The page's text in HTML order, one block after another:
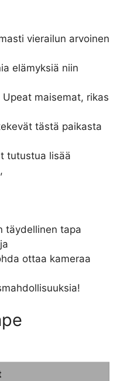
vierailun arvoinen
elämyksiä niin
maisemat, rikas
tästä paikasta
tutustua lisää
täydellinen tapa
ottaa kameraa